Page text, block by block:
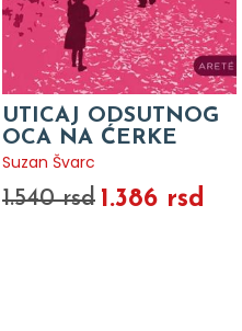
UTICAJ ODSUTNOG
OCA NA ĆERKE
Suzan Švarc
1.540 rsd 1.386 rsd